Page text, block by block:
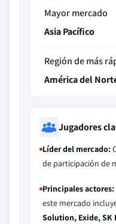
Mayor mercado
Asia Pacífico
Región de más
América del
Jugadores
Líder del mercado:
de participación de
Principales actores:
este mercado
Solution, Exide, SK